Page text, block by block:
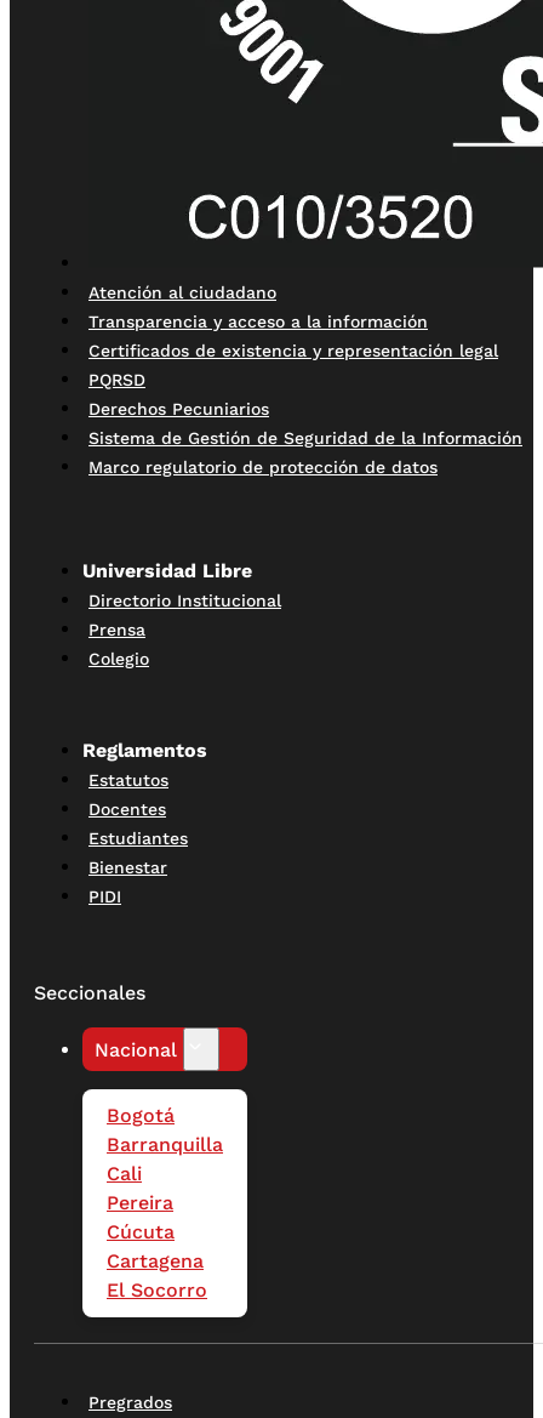
Atención al ciudadano
Transparencia y acceso a la información
Certificados de existencia y representación legal
PQRSD
Derechos Pecuniarios
Sistema de Gestión de Seguridad de la Información
Marco regulatorio de protección de datos
Universidad Libre
Directorio Institucional
Prensa
Colegio
Reglamentos
Estatutos
Docentes
Estudiantes
Bienestar
PIDI
Seccionales
Nacional
Bogotá
Barranquilla
Cali
Pereira
Cúcuta
Cartagena
El Socorro
Pregrados